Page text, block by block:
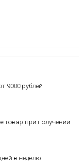
9000 рублей
товар при получении
в неделю